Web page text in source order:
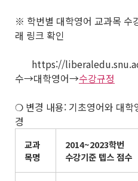
※ 학번별 대학영어 교과목 수
래 링크 확인
https://
수→대학영어→수강규정
❍ 변경 내용: 기초영어와 대학
경
교과
목명
2014~2023학번
수강기준 텝스 점수